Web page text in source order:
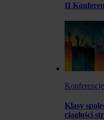
II
Konferencje
Klasy
ciągłości